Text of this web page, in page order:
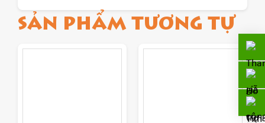
SẢN PHẨM TƯƠNG TỰ